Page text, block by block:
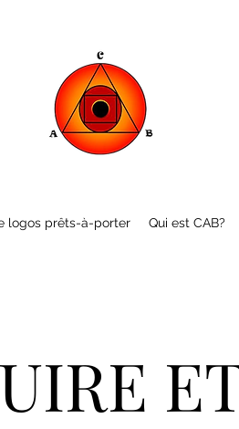
logos prêts-à-porter Qui est CAB?